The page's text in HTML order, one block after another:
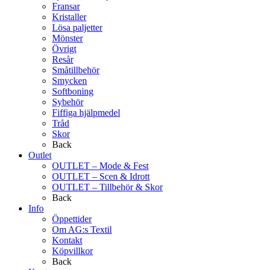
Fransar
Kristaller
Lösa paljetter
Mönster
Övrigt
Resår
Småtillbehör
Smycken
Softboning
Sybehör
Fiffiga hjälpmedel
Tråd
Skor
Back
Outlet
OUTLET – Mode & Fest
OUTLET – Scen & Idrott
OUTLET – Tillbehör & Skor
Back
Info
Öppettider
Om AG:s Textil
Kontakt
Köpvillkor
Back